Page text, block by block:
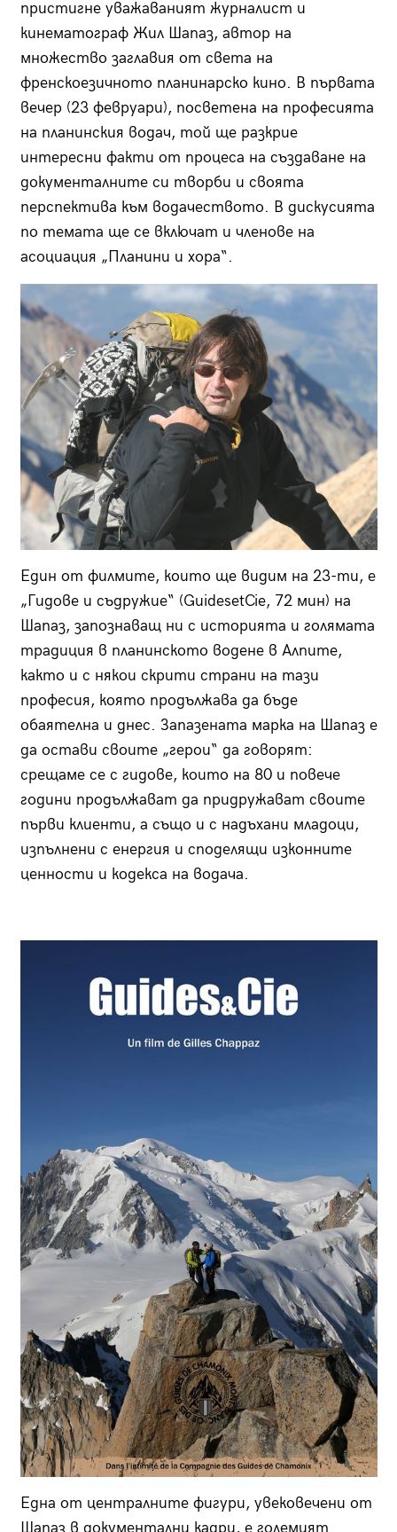
пристигне уважаваният журналист и
кинематограф Жил Шапаз, автор на
множество заглавия от света на
френскоезичното планинарско кино. В първата
вечер (23 февруари), посветена на професията
на планинския водач, той ще разкрие
интересни факти от процеса на създаване на
документалните си творби и своята
перспектива към водачеството. В дискусията
по темата ще се включат и членове на
асоциация „Планини и хора“.
Един от филмите, които ще видим на 23-ти, е
„Гидове и съдружие“ (GuidesetCie, 72 мин) на
Шапаз, запознаващ ни с историята и голямата
традиция в планинското водене в Алпите,
както и с някои скрити страни на тази
професия, която продължава да бъде
обаятелна и днес. Запазената марка на Шапаз е
да остави своите „герои“ да говорят:
срещаме се с гидове, които на 80 и повече
години продължават да придружават своите
първи клиенти, а също и с надъхани младоци,
изпълнени с енергия и споделящи изконните
ценности и кодекса на водача.
Една от централните фигури, увековечени от
Шапаз в документални кадри, е големият